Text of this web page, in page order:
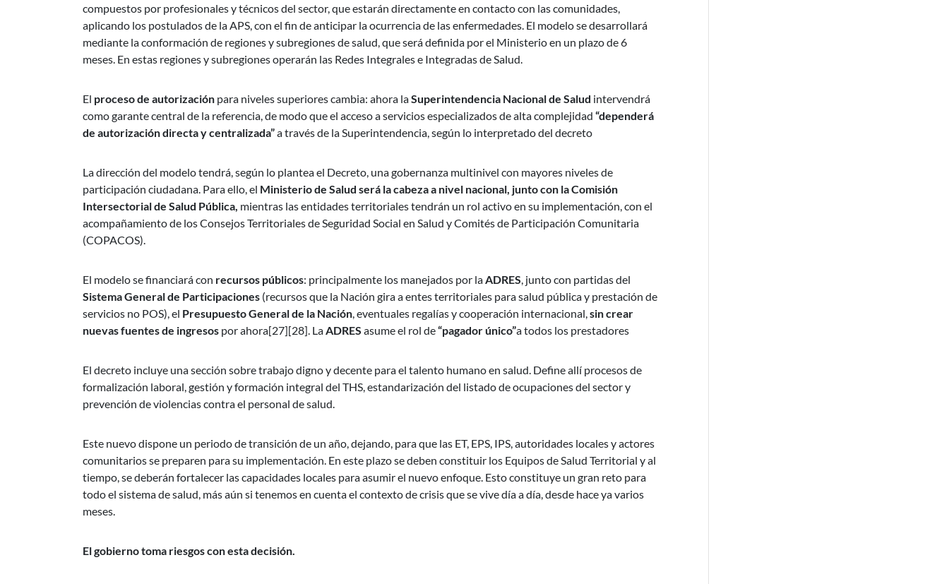
compuestos por profesionales y técnicos del sector, que estarán directamente en contacto con las comunidades,
aplicando los postulados de la APS, con el fin de anticipar la ocurrencia de las enfermedades. El modelo se desarrollará
mediante la conformación de regiones y subregiones de salud, que será definida por el Ministerio en un plazo de 6
meses. En estas regiones y subregiones operarán las Redes Integrales e Integradas de Salud.
El proceso de autorización para niveles superiores cambia: ahora laSuperintendencia Nacional de Salud intervendrá
como garante central de la referencia, de modo que el acceso a servicios especializados de alta complejidad “dependerá
de autorización directa y centralizada”a través de la Superintendencia, según lo interpretado del decreto
La dirección del modelo tendrá, según lo plantea el Decreto, una gobernanza multinivel con mayores niveles de
participación ciudadana. Para ello, el Ministerio de Salud será la cabeza a nivel nacional, junto con la Comisión
Intersectorial de Salud Pública, mientras las entidades territoriales tendrán un rol activo en su implementación, con el
acompañamiento de los Consejos Territoriales de Seguridad Social en Salud y Comités de Participación Comunitaria
(COPACOS).
El modelo se financiará con recursos públicos: principalmente los manejados por la ADRES , junto con partidas del
Sistema General de Participaciones (recursos que la Nación gira a entes territoriales para salud pública y prestación de
servicios no POS), el Presupuesto General de la Nación , eventuales regalías y cooperación internacional, sin crear
nuevas fuentes de ingresos por ahora[27][28]. La ADRES asume el rol de“pagador único”a todos los prestadores
El decreto incluye una sección sobre trabajo digno y decente para el talento humano en salud. Define allí procesos de
formalización laboral, gestión y formación integral del THS, estandarización del listado de ocupaciones del sector y
prevención de violencias contra el personal de salud.
Este nuevo dispone un periodo de transición de un año, dejando, para que las ET, EPS, IPS, autoridades locales y actores
comunitarios se preparen para su implementación. En este plazo se deben constituir los Equipos de Salud Territorial y al
tiempo, se deberán fortalecer las capacidades locales para asumir el nuevo enfoque. Esto constituye un gran reto para
todo el sistema de salud, más aún si tenemos en cuenta el contexto de crisis que se vive día a día, desde hace ya varios
meses.
El gobierno toma riesgos con esta decisión.